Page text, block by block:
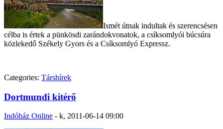
Ismét útnak indultak és szerencsésen
célba is értek a pünkösdi zarándokvonatok, a csíksomlyói búcsúra
közlekedő Székely Gyors és a Csíksomlyó Expressz.
Categories: Társhírek
Dortmundi kitérő
Indóház Online - k, 2011-06-14 09:00